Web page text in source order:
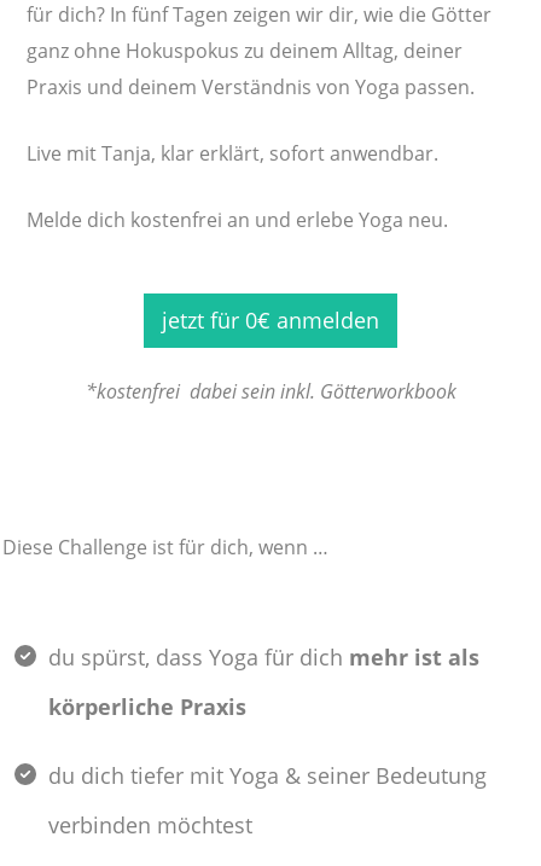
für dich? In fünf Tagen zeigen wir dir, wie die Götter
ganz ohne Hokuspokus zu deinem Alltag, deiner
Praxis und deinem Verständnis von Yoga passen.
Live mit Tanja, klar erklärt, sofort anwendbar.
Melde dich kostenfrei an und erlebe Yoga neu.
jetzt für 0€ anmelden
*kostenfrei dabei sein inkl. Götterworkbook
Diese Challenge ist für dich, wenn …
du spürst, dass Yoga für dich mehr ist als
körperliche Praxis
du dich tiefer mit Yoga & seiner Bedeutung
verbinden möchtest